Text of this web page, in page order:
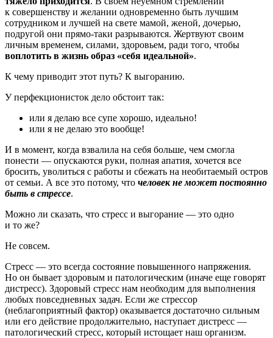
к совершенству и желании одновременно быть лучшим
сотрудником и лучшей на свете мамой, женой, дочерью,
подругой они прямо-таки разрываются. Жертвуют своим
личным временем, силами, здоровьем, ради того, чтобы
воплотить в жизнь образ «себя идеальной».
К чему приводит этот путь? К выгоранию.
У перфекционисток дело обстоит так:
или я делаю все супе хорошо, идеально!
или я не делаю это вообще!
И в момент, когда взвалила на себя больше, чем смогла
понести — опускаются руки, полная апатия, хочется все
бросить, уволиться с работы и сбежать на необитаемый остров
от семьи. А все это потому, что человек не может постоянно
быть в стрессе.
Можно ли сказать, что стресс и выгорание — это одно
и то же?
Не совсем.
Стресс — это всегда состояние повышенного напряжения.
Но он бывает здоровым и патологическим (иначе еще говорят
дистресс). Здоровый стресс нам необходим для выполнения
любых повседневных задач. Если же стрессор
(неблагоприятный фактор) оказывается достаточно сильным
или его действие продолжительно, наступает дистресс —
патологический стресс, который истощает наш организм.